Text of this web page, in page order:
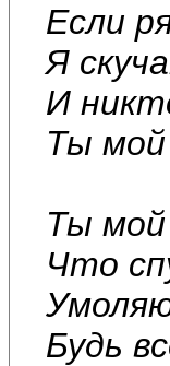
Если
Я
И
Ты
Ты мой
Что
Будь